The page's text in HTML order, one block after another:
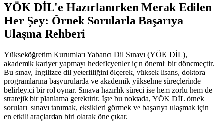
YÖK DİL'e Hazırlanırken Merak Edilen
Her Şey: Örnek Sorularla Başarıya
Ulaşma Rehberi
Yükseköğretim Kurumları Yabancı Dil Sınavı (YÖK DİL),
akademik kariyer yapmayı hedefleyenler için önemli bir dönemeçtir.
Bu sınav, İngilizce dil yeterliliğini ölçerek, yüksek lisans, doktora
programlarına başvurularda ve akademik yükselme süreçlerinde
belirleyici bir rol oynar. Sınava hazırlık süreci ise hem zorlu hem de
stratejik bir planlama gerektirir. İşte bu noktada, YÖK DİL örnek
soruları, sınavı tanımak, eksikleri görmek ve başarıya ulaşmak için
en etkili araçlardan biri olarak öne çıkar.